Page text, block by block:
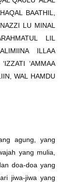
BAATHIL,
LU MINAL
LIL
ILLAA
‘AMMAA
WAL HAMDU
agung, yang
yang mulia,
doa-doa yang
jiwa-jiwa yang